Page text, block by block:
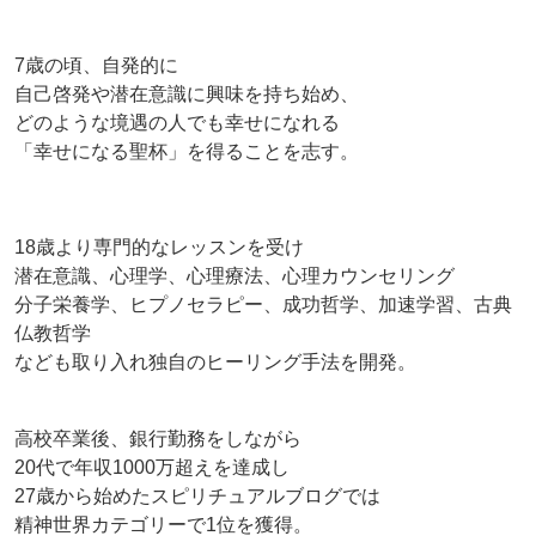
7歳の頃、自発的に
自己啓発や潜在意識に興味を持ち始め、
どのような境遇の人でも幸せになれる
「幸せになる聖杯」を得ることを志す。
18歳より専門的なレッスンを受け
潜在意識、心理学、心理療法、心理カウンセリング
分子栄養学、ヒプノセラピー、成功哲学、加速学習、古典
仏教哲学
なども取り入れ独自のヒーリング手法を開発。
高校卒業後、銀行勤務をしながら
20代で年収1000万超えを達成し
27歳から始めたスピリチュアルブログでは
精神世界カテゴリーで1位を獲得。